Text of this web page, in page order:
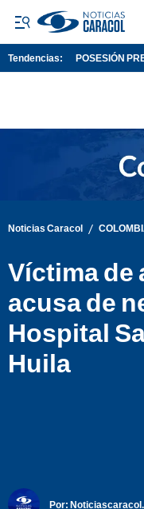
Tendencias: POSESIÓN
Noticias Caracol /
Víctima de
acusa de
Hospital
Huila
Por: